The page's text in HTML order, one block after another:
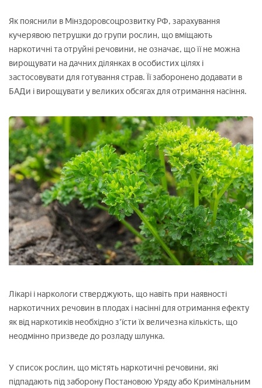
Як пояснили в Мінздоровсоцрозвитку РФ, зарахування
кучерявою петрушки до групи рослин, що вміщають
наркотичні та отруйні речовини, не означає, що її не можна
вирощувати на дачних ділянках в особистих цілях і
застосовувати для готування страв. Її заборонено додавати в
БАДи і вирощувати у великих обсягах для отримання насіння.
Лікарі і наркологи стверджують, що навіть при наявності
наркотичних речовин в плодах і насінні для отримання ефекту
як від наркотиків необхідно з'їсти їх величезна кількість, що
неодмінно призведе до розладу шлунка.
У список рослин, що містять наркотичні речовини, які
підпадають під заборону Постановою Уряду або Кримінальним